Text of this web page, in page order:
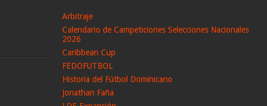
Arbitraje
Calendario de Campeticiones Selecciones Nacionales
2026
Caribbean Cup
FEDOFUTBOL
Historia del Fútbol Dominicano
Jonathan Faña